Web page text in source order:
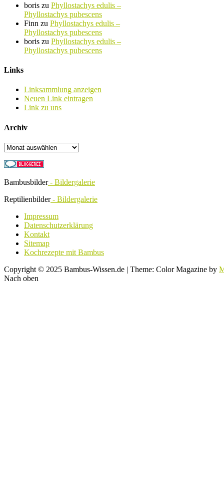
boris zu Phyllostachys edulis –
Phyllostachys pubescens
Finn zu Phyllostachys edulis –
Phyllostachys pubescens
boris zu Phyllostachys edulis –
Phyllostachys pubescens
Links
Linksammlung anzeigen
Neuen Link eintragen
Link zu uns
Archiv
Archiv
Bambusbilder- Bildergalerie
Reptilienbilder- Bildergalerie
Impressum
Datenschutzerklärung
Kontakt
Sitemap
Kochrezepte mit Bambus
Copyright © 2025 Bambus-Wissen.de | Theme: Color Magazine by
Nach oben